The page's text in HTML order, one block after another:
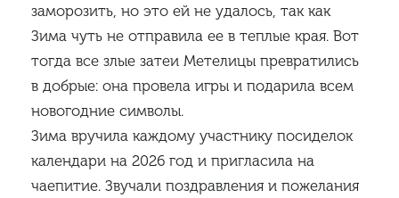
заморозить, но это ей не удалось, так как
Зима чуть не отправила ее в теплые края. Вот
тогда все злые затеи Метелицы превратились
в добрые: она провела игры и подарила всем
новогодние символы.
Зима вручила каждому участнику посиделок
календари на 2026 год и пригласила на
чаепитие. Звучали поздравления и пожелания